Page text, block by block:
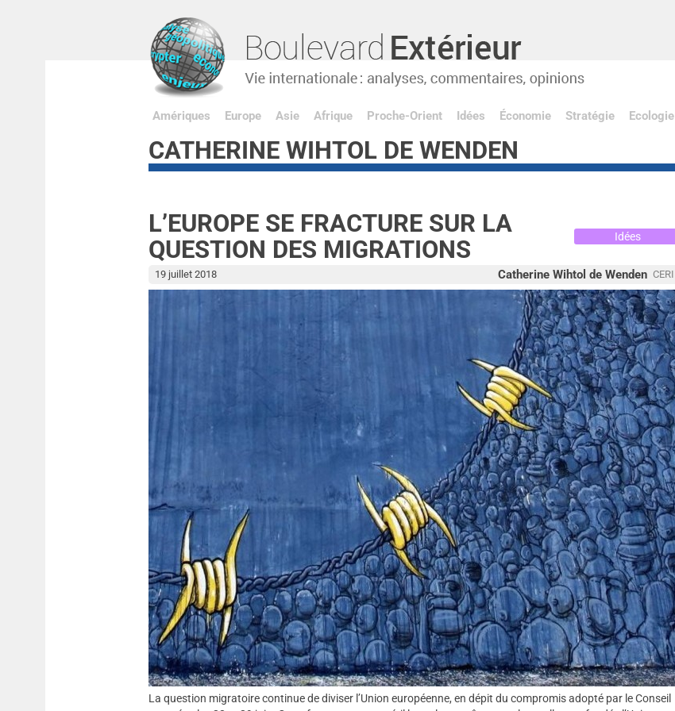
Amériques Europe Asie Afrique Proche-Orient Idées Économie Stratégie Ecologie
CATHERINE WIHTOL DE WENDEN
Idées
L’EUROPE SE FRACTURE SUR LA
QUESTION DES MIGRATIONS
Catherine Wihtol de Wenden CERI
19 juillet 2018
La question migratoire continue de diviser l’Union européenne, en dépit du compromis adopté par le Conseil